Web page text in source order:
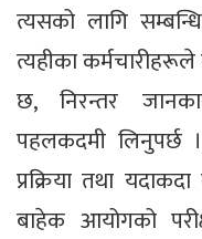
त्यसको लागि
त्यहीका
छ, निरन्तर
पहलकदमी
प्रक्रिया तथा
बाहेक आयोगको